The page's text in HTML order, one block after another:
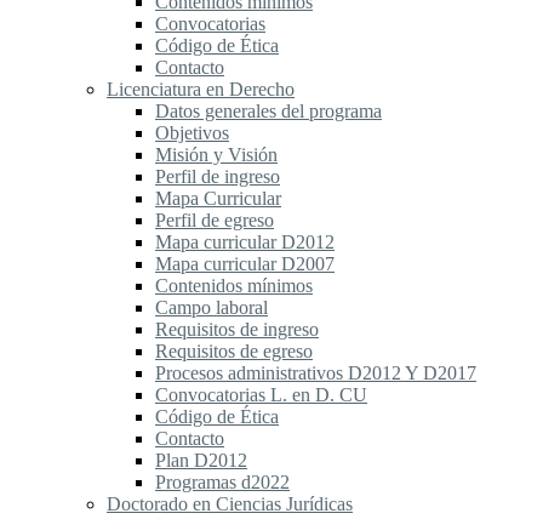
Convocatorias
Código de Ética
Contacto
Licenciatura en Derecho
Datos generales del programa
Objetivos
Misión y Visión
Perfil de ingreso
Mapa Curricular
Perfil de egreso
Mapa curricular D2012
Mapa curricular D2007
Contenidos mínimos
Campo laboral
Requisitos de ingreso
Requisitos de egreso
Procesos administrativos D2012 Y D2017
Convocatorias L. en D. CU
Código de Ética
Contacto
Plan D2012
Programas d2022
Doctorado en Ciencias Jurídicas